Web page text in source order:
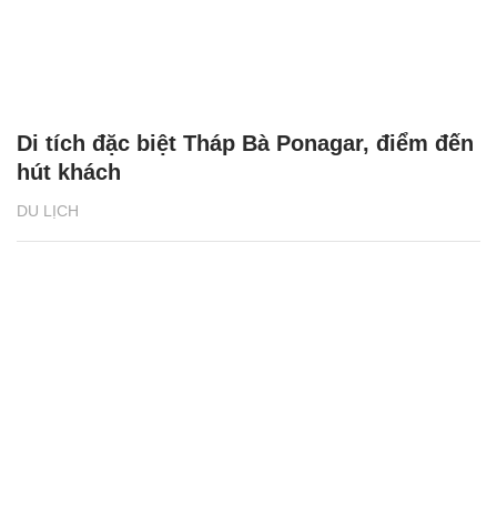
DU LỊCH
Di tích đặc biệt Tháp Bà Ponagar, điểm đến
hút khách